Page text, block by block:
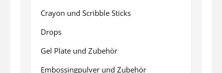
Crayon und Scribble Sticks
Drops
Gel Plate und Zubehör
Embossingpulver und Zubehör